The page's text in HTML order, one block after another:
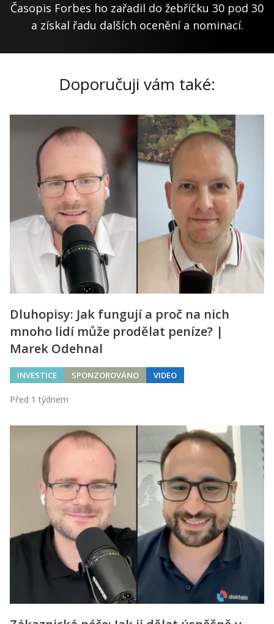
Časopis Forbes ho zařadil do žebříčku 30 pod 30
a získal řadu dalších ocenění a nominací.
Doporučuji vám také:
Dluhopisy: Jak fungují a proč na nich
mnoho lidí může prodělat peníze? |
Marek Odehnal
INVESTICE SPONZOROVÁNO VIDEO
Před 1 týdnem